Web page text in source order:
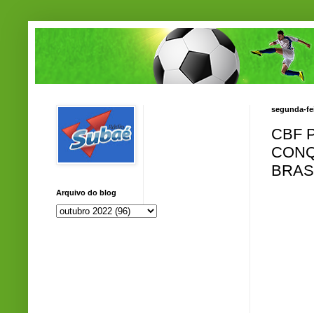
segunda-
CBF
Arquivo do blog